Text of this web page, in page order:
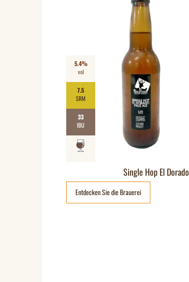
Single Hop El Dorado
5.4%
vol
7.5
SRM
33
IBU
Entdecken Sie die Brauerei